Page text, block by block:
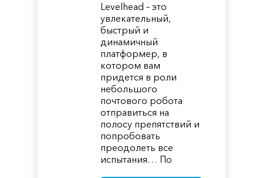
Levelhead – это
увлекательный,
быстрый и
динамичный
платформер, в
котором вам
придется в роли
небольшого
почтового робота
отправиться на
полосу препятствий и
попробовать
преодолеть все
испытания… По